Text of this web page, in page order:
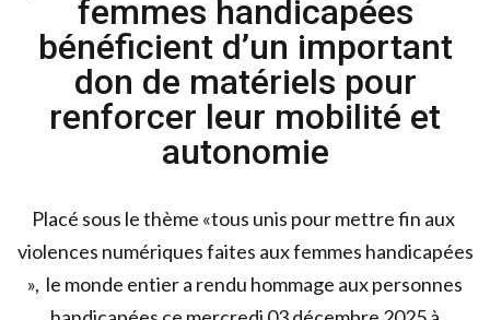
femmes handicapées
bénéficient d’un important
don de matériels pour
renforcer leur mobilité et
autonomie
Placé sous le thème «tous unis pour mettre fin aux
violences numériques faites aux femmes handicapées
», le monde entier a rendu hommage aux personnes